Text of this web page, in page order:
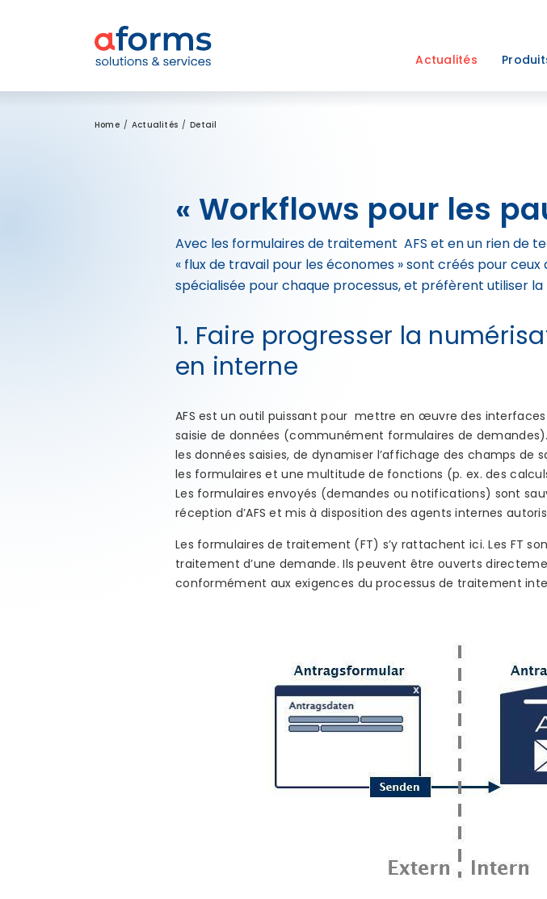
Actualités
Home Actualités Detail
« Workflows pour les
Avec les formulaires de traitement AFS et en un rien de
« flux de travail pour les économes » sont créés pour
spécialisée pour chaque processus, et préfèrent utiliser
1. Faire progresser la
en interne
AFS est un outil puissant pour mettre en œuvre des
saisie de données (communément formulaires de
les données saisies, de dynamiser l’affichage des champs de
les formulaires et une multitude de fonctions (p. ex. des
Les formulaires envoyés (demandes ou notifications) sont
réception d’AFS et mis à disposition des agents internes
Les formulaires de traitement (FT) s’y rattachent ici. Les FT
traitement d’une demande. Ils peuvent être ouverts
conformément aux exigences du processus de traitement